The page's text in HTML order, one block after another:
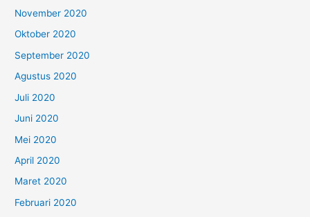
November 2020
Oktober 2020
September 2020
Agustus 2020
Juli 2020
Juni 2020
Mei 2020
April 2020
Maret 2020
Februari 2020